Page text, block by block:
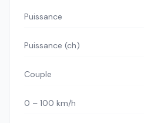
Puissance
Puissance (ch)
Couple
0 – 100 km/h